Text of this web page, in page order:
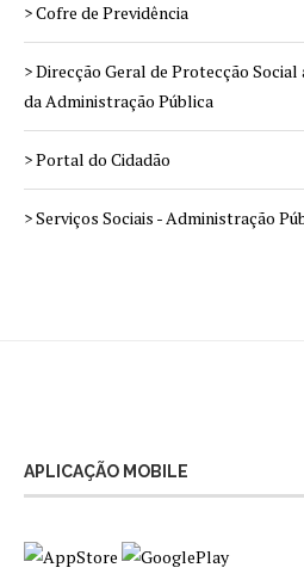
> Cofre de Previdência
> Direcção Geral de Protecção
da Administração Pública
> Portal do Cidadão
> Serviços Sociais - Administração
APLICAÇÃO MOBILE